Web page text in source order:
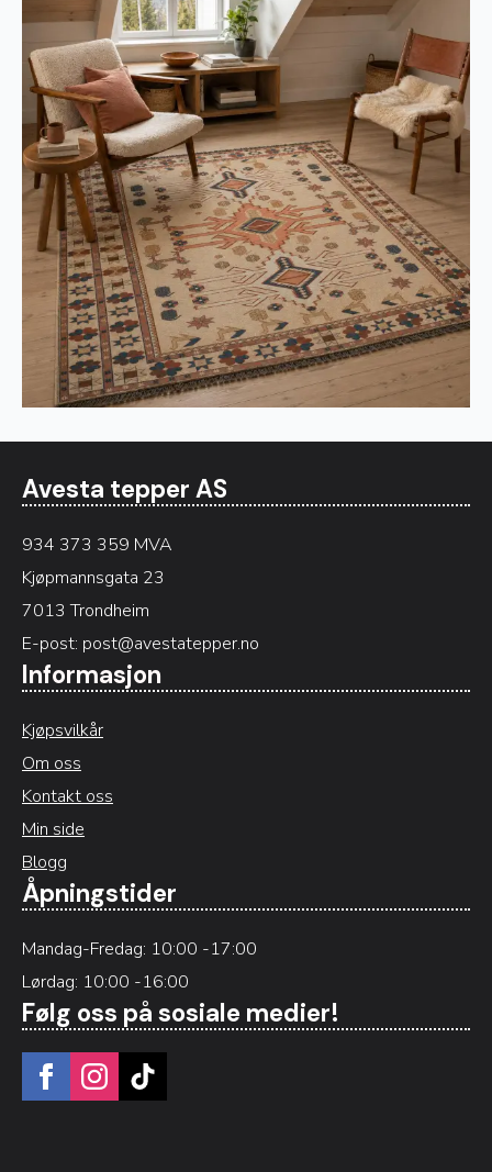
Avesta tepper AS
934 373 359 MVA
Kjøpmannsgata 23
7013 Trondheim
E-post: post@avestatepper.no
Informasjon
Kjøpsvilkår
Om oss
Kontakt oss
Min side
Blogg
Åpningstider
Mandag-Fredag: 10:00 -17:00
Lørdag: 10:00 -16:00
Følg oss på sosiale medier!